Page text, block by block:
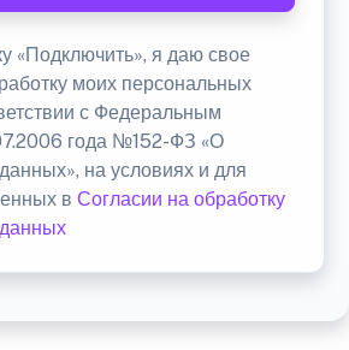
«Подключить», я даю свое
моих персональных
с Федеральным
года №152-ФЗ «О
на условиях и для
в Согласии на обработку